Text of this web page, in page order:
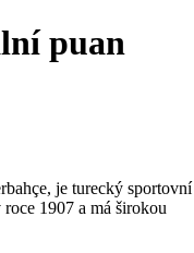
puan
je turecký sportovní
1907 a má širokou